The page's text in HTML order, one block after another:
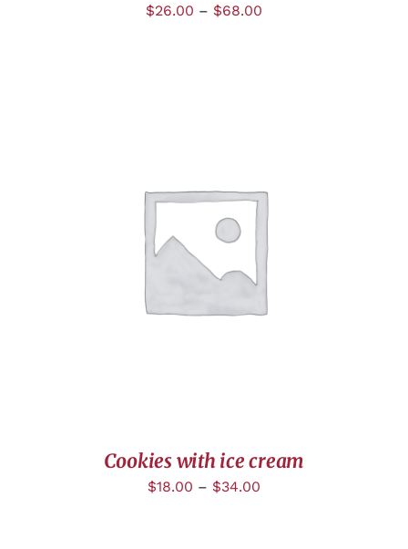
$26.00 – $68.00
DÉTAILS
Cookies with ice cream
$18.00 – $34.00